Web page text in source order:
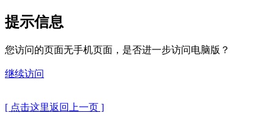
提示信息
您访问的页面无手机页面，是否进一步访问电脑版？
继续访问
[ 点击这里返回上一页 ]